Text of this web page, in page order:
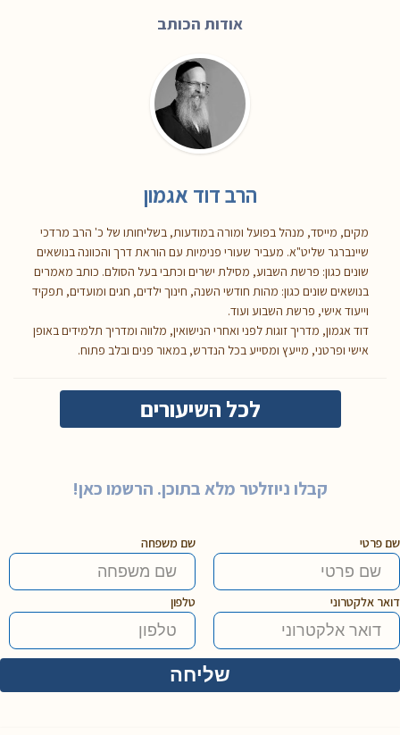
אודות הכותב
הרב דוד אגמון
מקים, מייסד, מנהל בפועל ומורה במודעות, בשליחותו של כ' הרב מרדכי
שיינברגר שליט"א. מעביר שעורי פנימיות עם הוראת דרך והכוונה בנושאים
שונים כגון: פרשת השבוע, מסילת ישרים וכתבי בעל הסולם. כותב מאמרים
בנושאים שונים כגון: מהות חודשי השנה, חינוך ילדים, חגים ומועדים, תפקיד
וייעוד אישי, פרשת השבוע ועוד.
דוד אגמון, מדריך זוגות לפני ואחרי הנישואין, מלווה ומדריך תלמידים באופן
אישי ופרטני, מייעץ ומסייע בכל הנדרש, במאור פנים ובלב פתוח.
לכל השיעורים
קבלו ניוזלטר מלא בתוכן. הרשמו כאן!
שם פרטי שם משפחה
דואר אלקטרוני טלפון